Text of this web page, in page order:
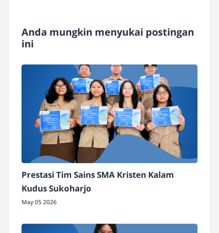
Anda mungkin menyukai postingan
ini
Prestasi Tim Sains SMA Kristen Kalam
Kudus Sukoharjo
May 05 2026